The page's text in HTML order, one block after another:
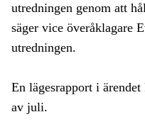
utredningen genom att
säger vice överåklagare
utredningen.
En lägesrapport i
av juli.